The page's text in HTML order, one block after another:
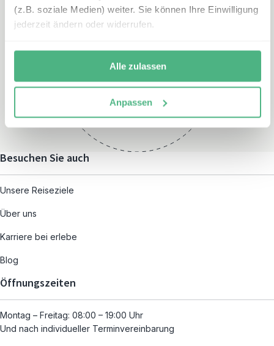
(z.B. soziale Medien) weiter. Sie können Ihre Einwilligung
jederzeit ändern oder widerrufen.
Alle zulassen
Anpassen
Montag – Freitag:
und nach individueller
Terminvereinbarung
Besuchen Sie auch
Unsere Reiseziele
Über uns
Karriere bei erlebe
Blog
Öffnungszeiten
Montag – Freitag: 08:00 – 19:00 Uhr
Und nach individueller Terminvereinbarung